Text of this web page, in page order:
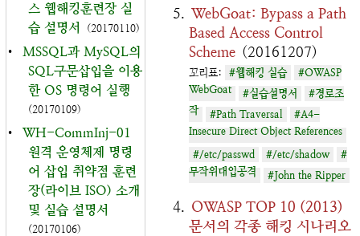
스 웹해킹훈련장 실
습 설명서
(20170110)
•
MSSQL과 MySQL의
SQL구문삽입을 이용
한 OS 명령어 실행
(20170109)
•
WH-CommInj-01
원격 운영체제 명령
어 삽입 취약점 훈련
장(라이브 ISO) 소개
및 실습 설명서
(20170106)
WebGoat: Bypass a Path
Based Access Control
Scheme (20161207)
꼬리표: #웹해킹 실습 #OWASP
WebGoat #실습설명서 #경로조
작 #Path Traversal #A4-
Insecure Direct Object References
#/etc/passwd #/etc/shadow #
무작위대입공격 #John the Ripper
OWASP TOP 10 (2013)
문서의 각종 해킹 시나리오